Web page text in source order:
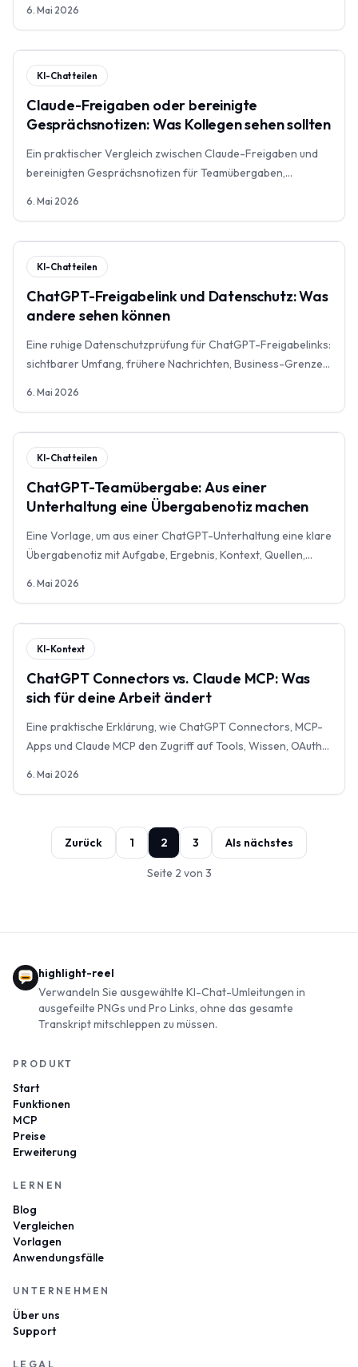
6. Mai 2026
KI-Chat teilen
Claude-Freigaben oder bereinigte
Gesprächsnotizen: Was Kollegen sehen sollten
Ein praktischer Vergleich zwischen Claude-Freigaben und
bereinigten Gesprächsnotizen für Teamübergaben,
6. Mai 2026
KI-Chat teilen
ChatGPT-Freigabelink und Datenschutz: Was
andere sehen können
Eine ruhige Datenschutzprüfung für ChatGPT-Freigabelinks:
sichtbarer Umfang, frühere Nachrichten, Business-Grenzen,
6. Mai 2026
KI-Chat teilen
ChatGPT-Teamübergabe: Aus einer
Unterhaltung eine Übergabenotiz machen
Eine Vorlage, um aus einer ChatGPT-Unterhaltung eine klare
Übergabenotiz mit Aufgabe, Ergebnis, Kontext, Quellen,
6. Mai 2026
KI-Kontext
ChatGPT Connectors vs. Claude MCP: Was
sich für deine Arbeit ändert
Eine praktische Erklärung, wie ChatGPT Connectors, MCP-
Apps und Claude MCP den Zugriff auf Tools, Wissen, OAuth
6. Mai 2026
Zurück 1 2 3 Als nächstes
Seite 2 von 3
highlight-reel
Verwandeln Sie ausgewählte KI-Chat-Umleitungen in
ausgefeilte PNGs und Pro Links, ohne das gesamte
Transkript mitschleppen zu müssen.
PRODUKT
Start
Funktionen
MCP
Preise
Erweiterung
LERNEN
Blog
Vergleichen
Vorlagen
Anwendungsfälle
UNTERNEHMEN
Über uns
Support
LEGAL